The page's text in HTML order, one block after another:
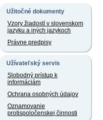
Užitočné dokumenty
Vzory žiadostí v slovenskom
jazyku a iných jazykoch
Právne predpisy
Užívateľský servis
Slobodný prístup k
informáciám
Ochrana osobných údajov
Oznamovanie
protispoločenskej činnosti